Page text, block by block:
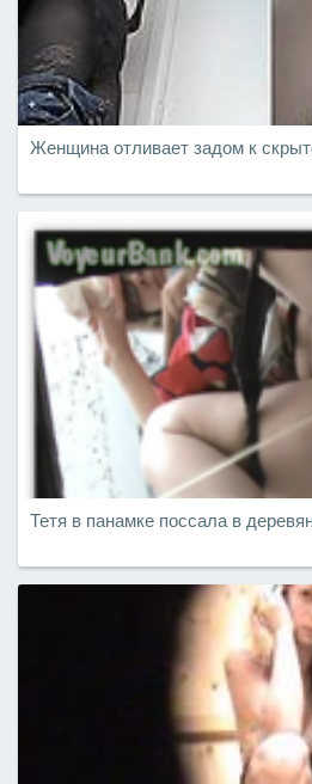
Женщина отливает задом к
Тетя в панамке поссала в